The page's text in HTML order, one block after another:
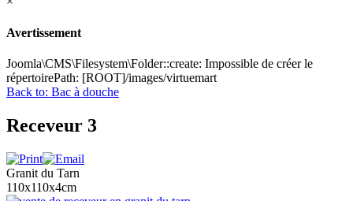
Avertissement
Joomla\CMS\Filesystem\Folder::create: Impossible de créer le
répertoirePath: [ROOT]/images/virtuemart
Back to: Bac à douche
Receveur 3
Granit du Tarn
110x110x4cm